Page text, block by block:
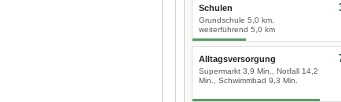
Schulen
Grundschule 5,0 km,
weiterführend 5,0 km
Alltagsversorgung
Supermarkt 3,9 Min., Notfall 14,2
Min., Schwimmbad 9,3 Min.